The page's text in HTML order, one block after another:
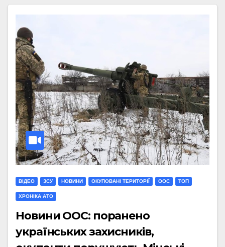
ВІДЕО ЗСУ НОВИНИ ОКУПОВАНІ ТЕРИТОРІЇ ООС ТОП
ХРОНІКА АТО
Новини ООС: поранено
українських захисників,